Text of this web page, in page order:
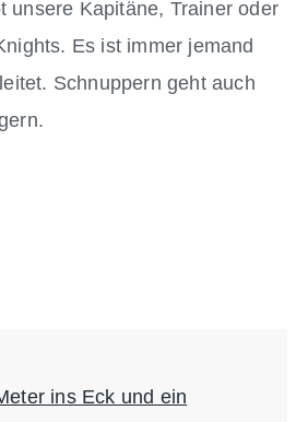
unsere Kapitäne, Trainer oder
Es ist immer jemand
Schnuppern geht auch
ins Eck und ein